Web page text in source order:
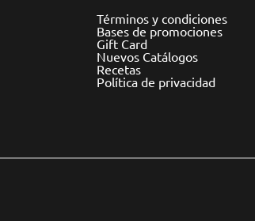
Términos y condiciones
Bases de promociones
Gift Card
Nuevos Catálogos
Recetas
Política de privacidad